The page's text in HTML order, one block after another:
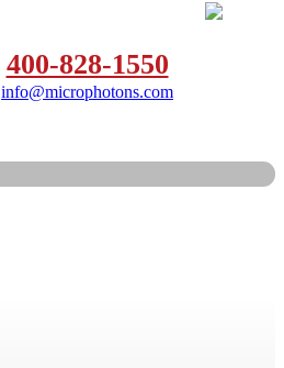
400-828-1550
info@microphotons.com